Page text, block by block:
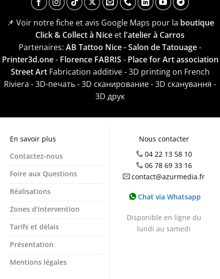
📌 Voir notre fiche et avis Google Maps pour la boutique
Click & Collect à Nice et l'atelier à Carros
Partenaires: AB Tattoo Nice - Salon de Tatouage-
Printer3d.one- Florence FABRIS - Place for Art association
Street ArtFabrication additive - 3D printing on French
Riviera - 3D-печать - 3D сканирование - 3D сканування -
3D друк
En savoir plus
Contactez-nous
Foire aux Questions
Réalisations
Zones d'intervention
Tarifs et délais
Présentation
Mentions légales
Nous contacter
04 22 13 58 10
06 78 69 33 16
contact@azurmedia.fr
Chat via Whatsapp
Disponible en ligne du
lundi au samedi